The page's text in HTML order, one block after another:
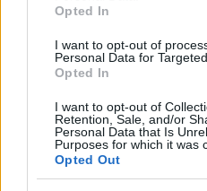
Opted In
I want to opt-out of
Personal Data for
Opted In
I want to opt-out of
Retention, Sale, and/or
Personal Data that Is
Purposes for which it was
Opted Out
RaitisLogins:
vienoties,
“airBaltic”